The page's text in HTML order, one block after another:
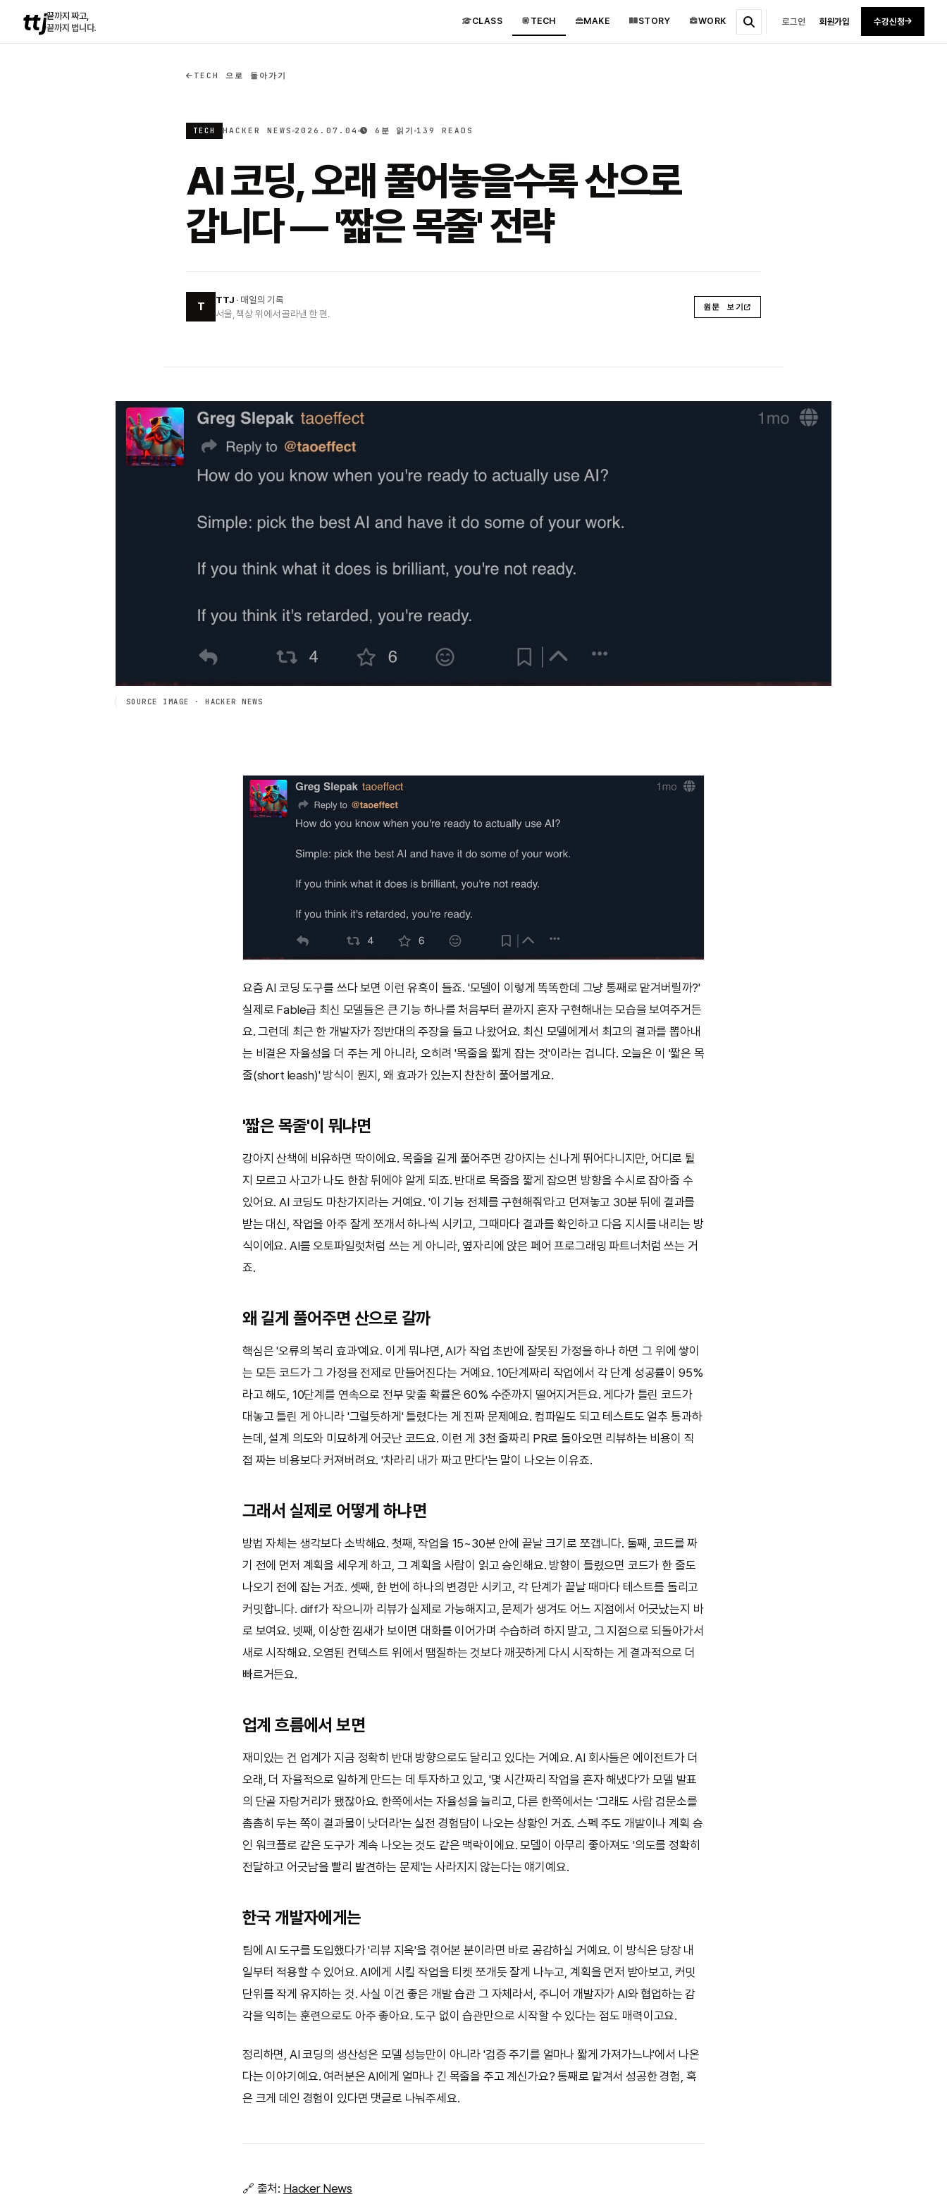
ttj끝까지 짜고,
끝까지 법니다.
CLASS TECH MAKE STORY WORK 로그인 회원가입 수강신청
TECH 으로 돌아가기
TECH HACKER NEWS 2026.07.04 6분 읽기 139 READS
AI 코딩, 오래 풀어놓을수록 산으로
갑니다 — '짧은 목줄' 전략
T
TTJ · 매일의 기록
서울, 책상 위에서 골라낸 한 편.
원문 보기
SOURCE IMAGE · HACKER NEWS
요즘 AI 코딩 도구를 쓰다 보면 이런 유혹이 들죠. '모델이 이렇게 똑똑한데 그냥 통째로 맡겨버릴까?'
실제로 Fable급 최신 모델들은 큰 기능 하나를 처음부터 끝까지 혼자 구현해내는 모습을 보여주거든
요. 그런데 최근 한 개발자가 정반대의 주장을 들고 나왔어요. 최신 모델에게서 최고의 결과를 뽑아내
는 비결은 자율성을 더 주는 게 아니라, 오히려 '목줄을 짧게 잡는 것'이라는 겁니다. 오늘은 이 '짧은 목
줄(short leash)' 방식이 뭔지, 왜 효과가 있는지 찬찬히 풀어볼게요.
'짧은 목줄'이 뭐냐면
강아지 산책에 비유하면 딱이에요. 목줄을 길게 풀어주면 강아지는 신나게 뛰어다니지만, 어디로 튈
지 모르고 사고가 나도 한참 뒤에야 알게 되죠. 반대로 목줄을 짧게 잡으면 방향을 수시로 잡아줄 수
있어요. AI 코딩도 마찬가지라는 거예요. '이 기능 전체를 구현해줘'라고 던져놓고 30분 뒤에 결과를
받는 대신, 작업을 아주 잘게 쪼개서 하나씩 시키고, 그때마다 결과를 확인하고 다음 지시를 내리는 방
식이에요. AI를 오토파일럿처럼 쓰는 게 아니라, 옆자리에 앉은 페어 프로그래밍 파트너처럼 쓰는 거
죠.
왜 길게 풀어주면 산으로 갈까
핵심은 '오류의 복리 효과'예요. 이게 뭐냐면, AI가 작업 초반에 잘못된 가정을 하나 하면 그 위에 쌓이
는 모든 코드가 그 가정을 전제로 만들어진다는 거예요. 10단계짜리 작업에서 각 단계 성공률이 95%
라고 해도, 10단계를 연속으로 전부 맞출 확률은 60% 수준까지 떨어지거든요. 게다가 틀린 코드가
대놓고 틀린 게 아니라 '그럴듯하게' 틀렸다는 게 진짜 문제예요. 컴파일도 되고 테스트도 얼추 통과하
는데, 설계 의도와 미묘하게 어긋난 코드요. 이런 게 3천 줄짜리 PR로 돌아오면 리뷰하는 비용이 직
접 짜는 비용보다 커져버려요. '차라리 내가 짜고 만다'는 말이 나오는 이유죠.
그래서 실제로 어떻게 하냐면
방법 자체는 생각보다 소박해요. 첫째, 작업을 15~30분 안에 끝날 크기로 쪼갭니다. 둘째, 코드를 짜
기 전에 먼저 계획을 세우게 하고, 그 계획을 사람이 읽고 승인해요. 방향이 틀렸으면 코드가 한 줄도
나오기 전에 잡는 거죠. 셋째, 한 번에 하나의 변경만 시키고, 각 단계가 끝날 때마다 테스트를 돌리고
커밋합니다. diff가 작으니까 리뷰가 실제로 가능해지고, 문제가 생겨도 어느 지점에서 어긋났는지 바
로 보여요. 넷째, 이상한 낌새가 보이면 대화를 이어가며 수습하려 하지 말고, 그 지점으로 되돌아가서
새로 시작해요. 오염된 컨텍스트 위에서 땜질하는 것보다 깨끗하게 다시 시작하는 게 결과적으로 더
빠르거든요.
업계 흐름에서 보면
재미있는 건 업계가 지금 정확히 반대 방향으로도 달리고 있다는 거예요. AI 회사들은 에이전트가 더
오래, 더 자율적으로 일하게 만드는 데 투자하고 있고, '몇 시간짜리 작업을 혼자 해냈다'가 모델 발표
의 단골 자랑거리가 됐잖아요. 한쪽에서는 자율성을 늘리고, 다른 한쪽에서는 '그래도 사람 검문소를
촘촘히 두는 쪽이 결과물이 낫더라'는 실전 경험담이 나오는 상황인 거죠. 스펙 주도 개발이나 계획 승
인 워크플로 같은 도구가 계속 나오는 것도 같은 맥락이에요. 모델이 아무리 좋아져도 '의도를 정확히
전달하고 어긋남을 빨리 발견하는 문제'는 사라지지 않는다는 얘기예요.
한국 개발자에게는
팀에 AI 도구를 도입했다가 '리뷰 지옥'을 겪어본 분이라면 바로 공감하실 거예요. 이 방식은 당장 내
일부터 적용할 수 있어요. AI에게 시킬 작업을 티켓 쪼개듯 잘게 나누고, 계획을 먼저 받아보고, 커밋
단위를 작게 유지하는 것. 사실 이건 좋은 개발 습관 그 자체라서, 주니어 개발자가 AI와 협업하는 감
각을 익히는 훈련으로도 아주 좋아요. 도구 없이 습관만으로 시작할 수 있다는 점도 매력이고요.
정리하면, AI 코딩의 생산성은 모델 성능만이 아니라 '검증 주기를 얼마나 짧게 가져가느냐'에서 나온
다는 이야기예요. 여러분은 AI에게 얼마나 긴 목줄을 주고 계신가요? 통째로 맡겨서 성공한 경험, 혹
은 크게 데인 경험이 있다면 댓글로 나눠주세요.
🔗 출처: Hacker News